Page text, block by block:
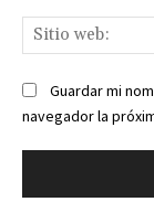
Guardar mi
navegador la